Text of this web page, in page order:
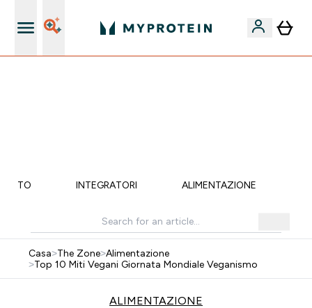
INTEGRATORI ALIMENTAZIONE
Casa>The Zone>Alimentazione
>Top 10 Miti Vegani Giornata Mondiale Veganismo
ALIMENTAZIONE